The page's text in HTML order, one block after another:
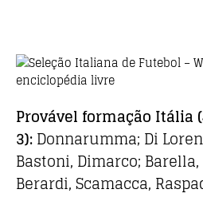
Provável formação Itália
3):Donnarumma; Di
Bastoni, Dimarco;
Berardi, Scamacca,